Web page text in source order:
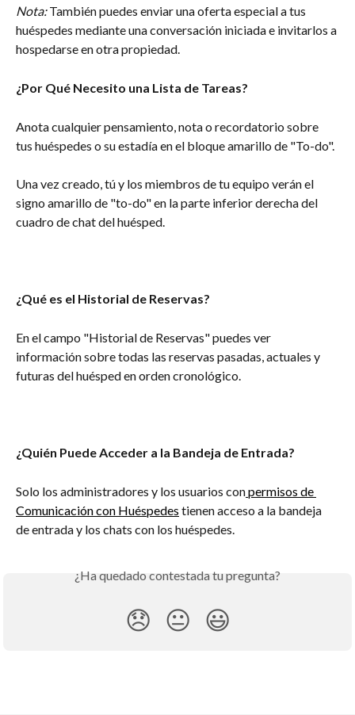
Nota: También puedes enviar una oferta especial a tus
huéspedes mediante una conversación iniciada e invitarlos a
hospedarse en otra propiedad.
¿Por Qué Necesito una Lista de Tareas?
Anota cualquier pensamiento, nota o recordatorio sobre
tus huéspedes o su estadía en el bloque amarillo de "To-do".
Una vez creado, tú y los miembros de tu equipo verán el
signo amarillo de "to-do" en la parte inferior derecha del
cuadro de chat del huésped.
¿Qué es el Historial de Reservas?
En el campo "Historial de Reservas" puedes ver
información sobre todas las reservas pasadas, actuales y
futuras del huésped en orden cronológico.
¿Quién Puede Acceder a la Bandeja de Entrada?
Solo los administradores y los usuarios con permisos de
Comunicación con Huéspedes tienen acceso a la bandeja
de entrada y los chats con los huéspedes.
¿Ha quedado contestada tu pregunta?
😞 😐 😃